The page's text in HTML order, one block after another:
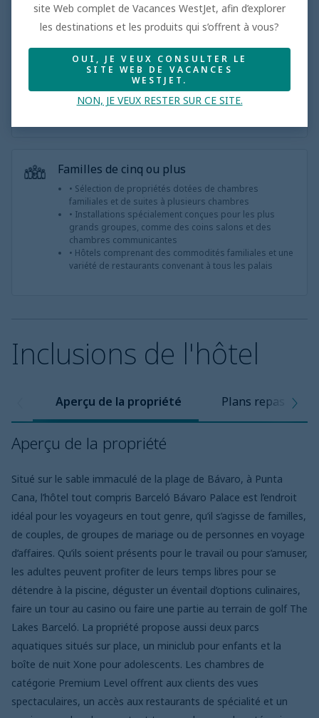
Les hôtels familiaux les mieux cotés, où les clients
reviennent à coup sûr
Une multitude d’activités interactives offertes dans le
miniclub sur place
Une variété de plats pour plaire aux plus fines bouches
Familles de cinq ou plus
• Sélection de propriétés dotées de chambres
familiales et de suites à plusieurs chambres
• Installations spécialement conçues pour les plus
grands groupes, comme des coins salons et des
chambres communicantes
• Hôtels comprenant des commodités familiales et une
variété de restaurants convenant à tous les palais
Inclusions de l'hôtel
Aperçu de la propriété Plans repas
Aperçu de la propriété
Situé sur le sable immaculé de la plage de Bávaro, à Punta
Cana, l’hôtel tout compris Barceló Bávaro Palace est l’endroit
idéal pour les voyageurs en tout genre, qu’il s’agisse de familles,
de couples, de groupes de mariage ou de personnes en voyage
d’affaires. Qu’ils soient présents pour le travail ou pour s’amuser,
les adultes peuvent profiter de leurs temps libres pour se
détendre à la piscine, déguster un éventail d’options culinaires,
faire un tour au casino ou faire une partie au terrain de golf The
Lakes Barceló. La propriété propose aussi deux parcs
aquatiques situés sur place, un miniclub pour enfants et la
boîte de nuit Xone pour adolescents. Les chambres de
catégorie Premium Level offrent aux clients des vues
spectaculaires, un accès aux restaurants de spécialité et un
site Web complet de Vacances WestJet, afin d’explorer
les destinations et les produits qui s’offrent à vous?
OUI, JE VEUX CONSULTER LE
SITE WEB DE VACANCES
WESTJET.
NON, JE VEUX RESTER SUR CE SITE.